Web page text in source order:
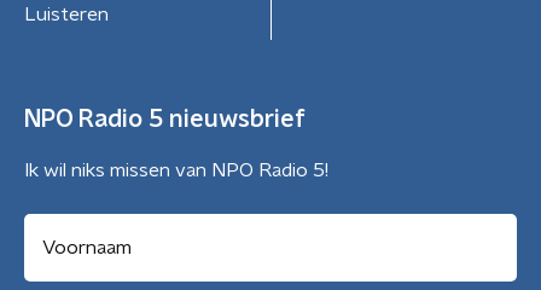
Luisteren
NPO Radio 5 nieuwsbrief
Ik wil niks missen van NPO Radio 5!